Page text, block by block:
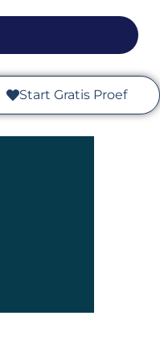
Start Gratis Proef